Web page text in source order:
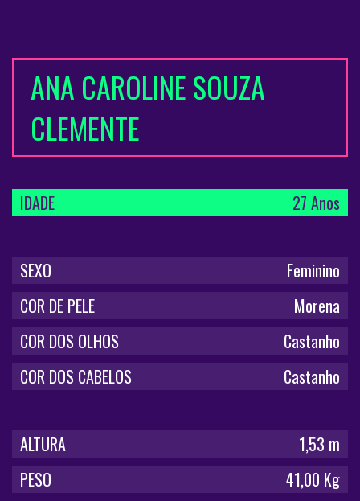
ANA CAROLINE SOUZA
CLEMENTE
IDADE 27 Anos
SEXO
Feminino
COR DE PELE
Morena
COR DOS OLHOS
Castanho
COR DOS CABELOS
Castanho
ALTURA
1,53 m
PESO
41,00 Kg